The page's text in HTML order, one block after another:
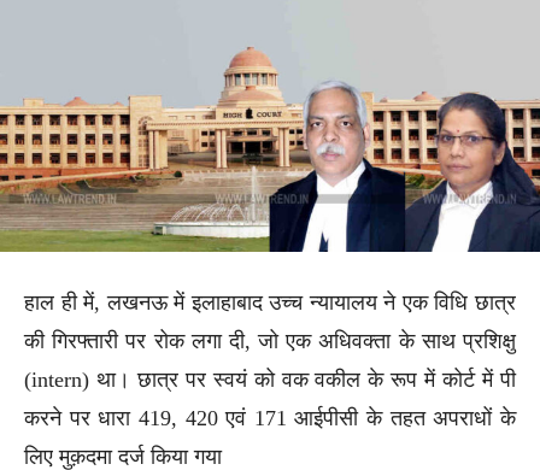
हाल ही में, लखनऊ में इलाहाबाद उच्च न्यायालय ने एक विधि छात्र
की गिरफ्तारी पर रोक लगा दी, जो एक अधिवक्ता के साथ प्रशिक्षु
(intern) था। छात्र पर स्वयं को वक वकील के रूप में कोर्ट में पी
करने पर धारा 419, 420 एवं 171 आईपीसी के तहत अपराधों के
लिए मुक़दमा दर्ज किया गया